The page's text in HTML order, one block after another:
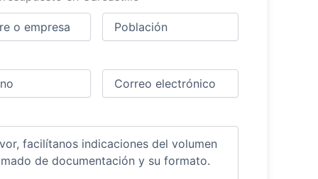
Ciudad
Correo
electrónico (Obligatorio)